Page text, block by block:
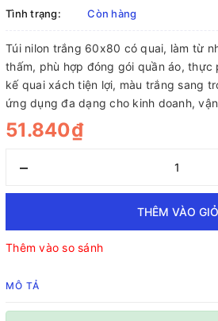
Tình trạng:
Còn hàng
Túi nilon trắng 60x80 có quai, làm từ
thấm, phù hợp đóng gói quần áo, thực
kế quai xách tiện lợi, màu trắng sang
ứng dụng đa dạng cho kinh doanh,
51.840₫
–
THÊM VÀO GIỎ
Thêm vào so sánh
MÔ TẢ